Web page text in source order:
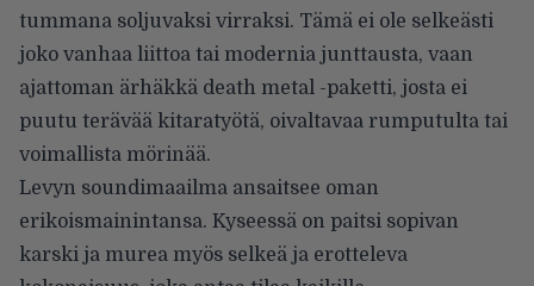
tummana soljuvaksi virraksi. Tämä ei ole selkeästi
joko vanhaa liittoa tai modernia junttausta, vaan
ajattoman ärhäkkä death metal -paketti, josta ei
puutu terävää kitaratyötä, oivaltavaa rumputulta tai
voimallista mörinää.
Levyn soundimaailma ansaitsee oman
erikoismainintansa. Kyseessä on paitsi sopivan
karski ja murea myös selkeä ja erotteleva